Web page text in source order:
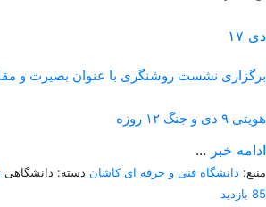
۱۷ دی
برگزاری نشست روشنگری با عنوان بصیرت و
هویتی ۹ دی و جنگ ۱۲ روزه
... ادامه خبر
منبع: دانشگاه فنی و حرفه ای کاشان دسته: دانشگاهی
85 بازدید